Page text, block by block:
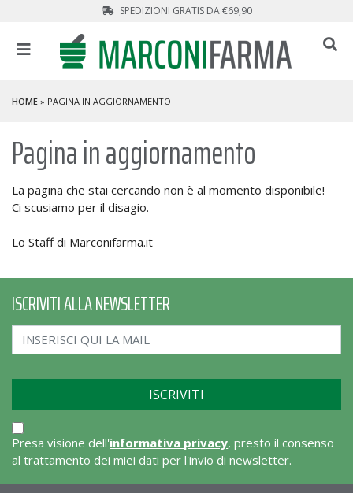
SPEDIZIONI GRATIS DA €69,90
HOME » PAGINA IN AGGIORNAMENTO
Pagina in aggiornamento
La pagina che stai cercando non è al momento disponibile!
Ci scusiamo per il disagio.
Lo Staff di Marconifarma.it
ISCRIVITI ALLA NEWSLETTER
Presa visione dell'informativa privacy, presto il consenso
al trattamento dei miei dati per l'invio di newsletter.